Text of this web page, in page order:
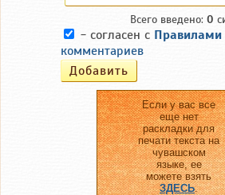
Всего введено: 0
- согласен с Правилами
комментариев
Если у вас все
еще нет
раскладки для
печати текста на
чувашском
языке, ее
можете взять
ЗДЕСЬ.